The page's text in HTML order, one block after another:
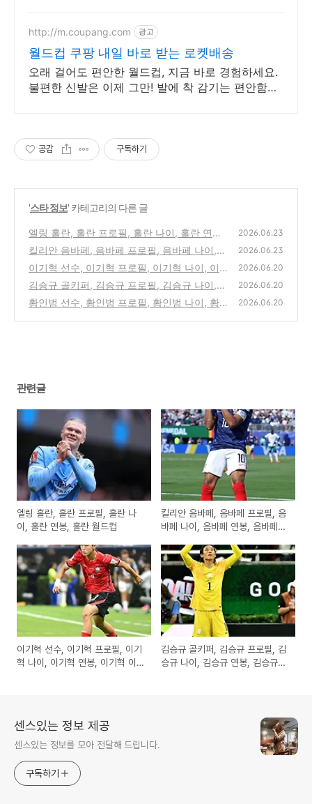
http://m.coupang.com 광고
월드컵 쿠팡 내일 바로 받는 로켓배송
오래 걸어도 편안한 월드컵, 지금 바로 경험하세요.
불편한 신발은 이제 그만! 발에 착 감기는 편안함을
공감 구독하기
'스타 정보' 카테고리의 다른 글
엘링 홀란, 홀란 프로필, 홀란 나이, 홀란 연봉,
홀란 월드컵
(0)
2026.06.23
킬리안 음바페, 음바페 프로필, 음바페 나이,
음바페 연봉, 음바페 국적
(0)
2026.06.23
이기혁 선수, 이기혁 프로필, 이기혁 나이, 이
기혁 연봉, 이기혁 이을용
(0)
2026.06.20
김승규 골키퍼, 김승규 프로필, 김승규 나이,
김승규 연봉, 김승규 김진경
(0)
2026.06.20
황인범 선수, 황인범 프로필, 황인범 나이, 황
2026.06.20
관련글
엘링 홀란, 홀란 프로필, 홀란 나
이, 홀란 연봉, 홀란 월드컵
킬리안 음바페, 음바페 프로필, 음
바페 나이, 음바페 연봉, 음바페
이기혁 선수, 이기혁 프로필, 이기
혁 나이, 이기혁 연봉, 이기혁 이
김승규 골키퍼, 김승규 프로필, 김
승규 나이, 김승규 연봉, 김승규
센스있는 정보 제공
센스있는 정보를 모아 전달해 드립니다.
구독하기